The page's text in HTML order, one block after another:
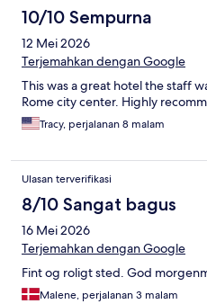
10/10 Sempurna
12 Mei 2026
Terjemahkan dengan Google
This was a great hotel the staff
Rome city center. Highly
Tracy, perjalanan 8 malam
Ulasan terverifikasi
8/10 Sangat bagus
16 Mei 2026
Terjemahkan dengan Google
Fint og roligt sted. God
Malene, perjalanan 3 malam